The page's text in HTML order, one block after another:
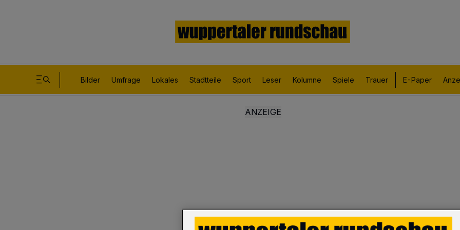
Bilder Umfrage Lokales Stadtteile Sport Leser Kolumne Spiele Trauer E-Paper